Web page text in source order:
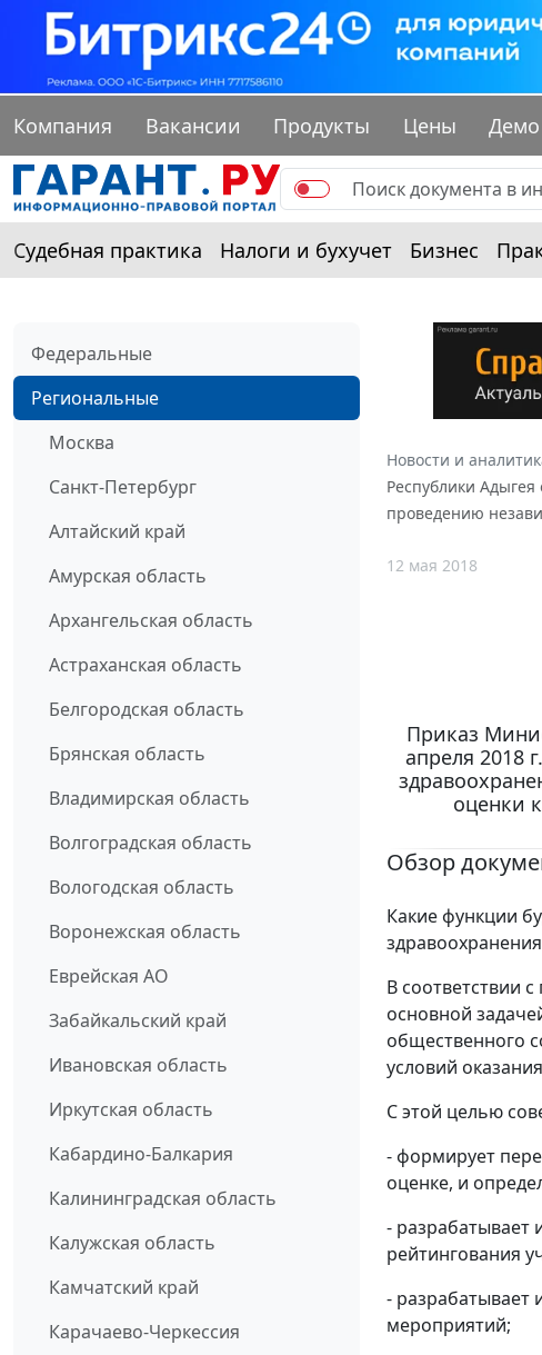
Компания Вакансии Продукты Цены Демо
Судебная практика Налоги и бухучет Бизнес
Федеральные
Региональные
Москва
Санкт-Петербург
Алтайский край
Амурская область
Архангельская область
Астраханская область
Белгородская область
Брянская область
Владимирская область
Волгоградская область
Вологодская область
Воронежская область
Еврейская АО
Забайкальский край
Ивановская область
Иркутская область
Кабардино-Балкария
Калининградская область
Калужская область
Камчатский край
Карачаево-Черкессия
Новости и
Республики
проведению
12 мая 2018
Приказ
апреля 2018
оценки
Обзор
Какие функции
В соответствии
основной
общественного
условий
С этой целью
- формирует
оценке, и
- разрабатывает
рейтингования
- разрабатывает
мероприятий;